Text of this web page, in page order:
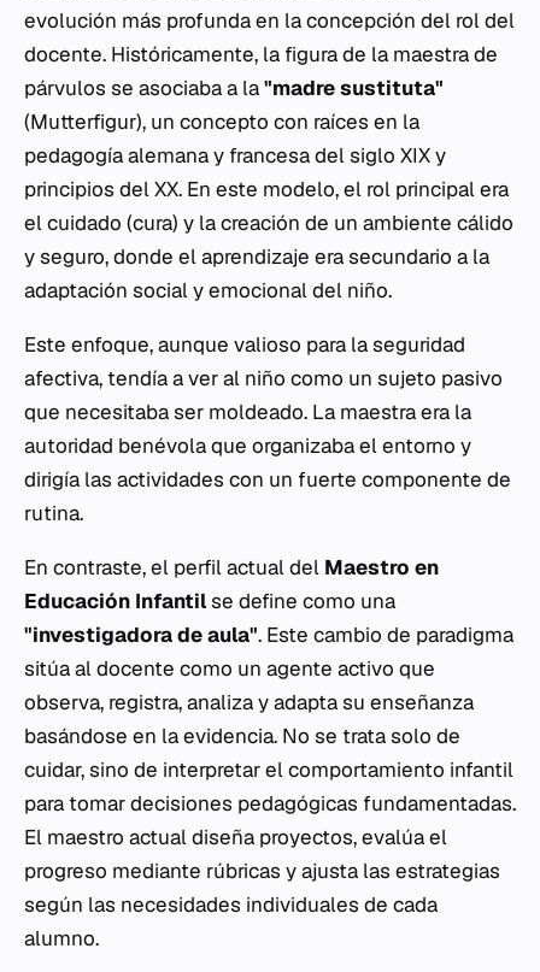
evolución más profunda en la concepción del rol del
docente. Históricamente, la figura de la maestra de
párvulos se asociaba a la"madre sustituta"
(Mutterfigur), un concepto con raíces en la
pedagogía alemana y francesa del siglo XIX y
principios del XX. En este modelo, el rol principal era
el cuidado (cura) y la creación de un ambiente cálido
y seguro, donde el aprendizaje era secundario a la
adaptación social y emocional del niño.
Este enfoque, aunque valioso para la seguridad
afectiva, tendía a ver al niño como un sujeto pasivo
que necesitaba ser moldeado. La maestra era la
autoridad benévola que organizaba el entorno y
dirigía las actividades con un fuerte componente de
rutina.
En contraste, el perfil actual del Maestro en
Educación Infantilse define como una
"investigadora de aula". Este cambio de paradigma
sitúa al docente como un agente activo que
observa, registra, analiza y adapta su enseñanza
basándose en la evidencia. No se trata solo de
cuidar, sino de interpretar el comportamiento infantil
para tomar decisiones pedagógicas fundamentadas.
El maestro actual diseña proyectos, evalúa el
progreso mediante rúbricas y ajusta las estrategias
según las necesidades individuales de cada
alumno.